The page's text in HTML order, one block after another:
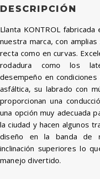
DESCRIPCIÓN
Llanta KONTROL
nuestra marca, con
recta como en curvas.
rodadura como los
desempeño en
asfáltica, su labrado con
proporcionan una
una opción muy adecuada
la ciudad y hacen algunos
diseño en la banda de
inclinación superiores lo
manejo divertido.